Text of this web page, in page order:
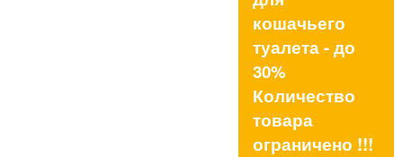
кошачьего
туалета - до
30%
Количество
товара
ограничено !!!